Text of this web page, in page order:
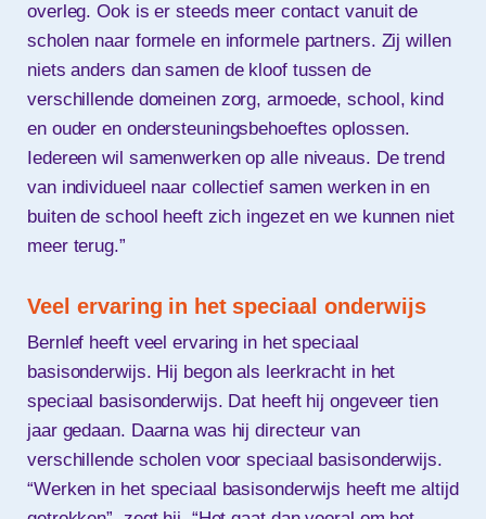
overleg. Ook is er steeds meer contact vanuit de
scholen naar formele en informele partners. Zij willen
niets anders dan samen de kloof tussen de
verschillende domeinen zorg, armoede, school, kind
en ouder en ondersteuningsbehoeftes oplossen.
Iedereen wil samenwerken op alle niveaus. De trend
van individueel naar collectief samen werken in en
buiten de school heeft zich ingezet en we kunnen niet
meer terug.”
Veel ervaring in het speciaal onderwijs
Bernlef heeft veel ervaring in het speciaal
basisonderwijs. Hij begon als leerkracht in het
speciaal basisonderwijs. Dat heeft hij ongeveer tien
jaar gedaan. Daarna was hij directeur van
verschillende scholen voor speciaal basisonderwijs.
“Werken in het speciaal basisonderwijs heeft me altijd